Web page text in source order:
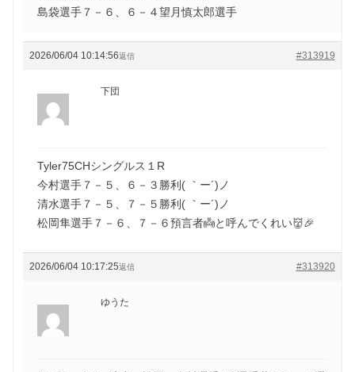
島袋選手７－６、６－４望月慎太郎選手
2026/06/04 10:14:56 #313919
返信
下団
Tyler75CHシングルス１R
今村選手７－５、６－３勝利( ｀ー´)ノ
清水選手７－５、７－５勝利( ｀ー´)ノ
松岡隼選手７－６、７－６預言者👼と呼んでくれい👹🎉
2026/06/04 10:17:25 #313920
返信
ゆうた